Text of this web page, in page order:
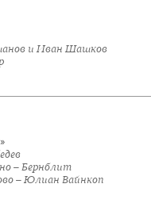
и Иван Шашков
– Бернблит
– Юлиан Вайнкоп